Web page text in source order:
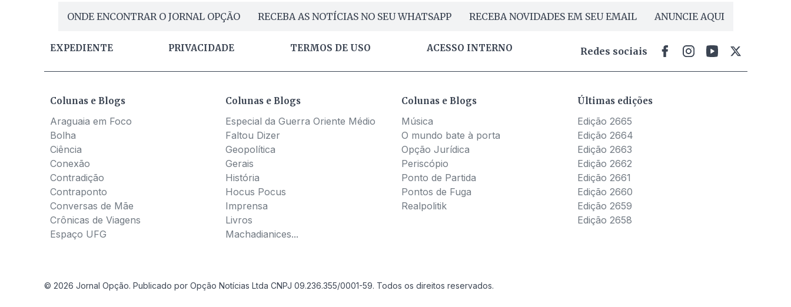
ONDE ENCONTRAR O JORNAL OPÇÃO RECEBA AS NOTÍCIAS NO SEU WHATSAPP RECEBA NOVIDADES EM SEU EMAIL ANUNCIE AQUI
EXPEDIENTE PRIVACIDADE TERMOS DE USO ACESSO INTERNO Redes sociais
Colunas e Blogs
Araguaia em Foco
Bolha
Ciência
Conexão
Contradição
Contraponto
Conversas de Mãe
Crônicas de Viagens
Espaço UFG
Colunas e Blogs
Especial da Guerra Oriente Médio
Faltou Dizer
Geopolítica
Gerais
História
Hocus Pocus
Imprensa
Livros
Machadianices...
Colunas e Blogs
Música
O mundo bate à porta
Opção Jurídica
Periscópio
Ponto de Partida
Pontos de Fuga
Realpolitik
Últimas edições
Edição 2665
Edição 2664
Edição 2663
Edição 2662
Edição 2661
Edição 2660
Edição 2659
Edição 2658
© 2026 Jornal Opção. Publicado por Opção Notícias Ltda CNPJ 09.236.355/0001-59. Todos os direitos reservados.